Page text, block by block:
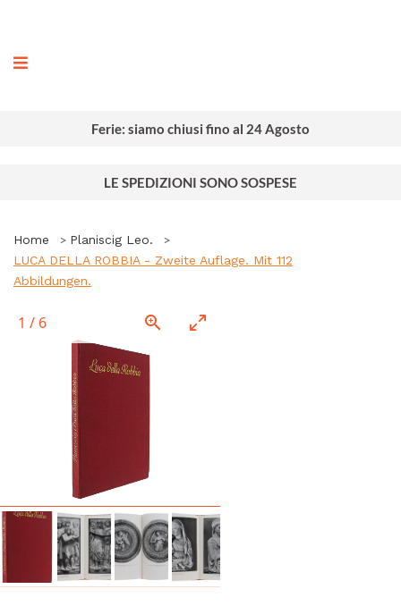
Ferie: siamo chiusi fino al 24 Agosto
LE SPEDIZIONI SONO SOSPESE
Home
Planiscig Leo.
LUCA DELLA ROBBIA - Zweite Auflage. Mit 112
Abbildungen.
1 / 6